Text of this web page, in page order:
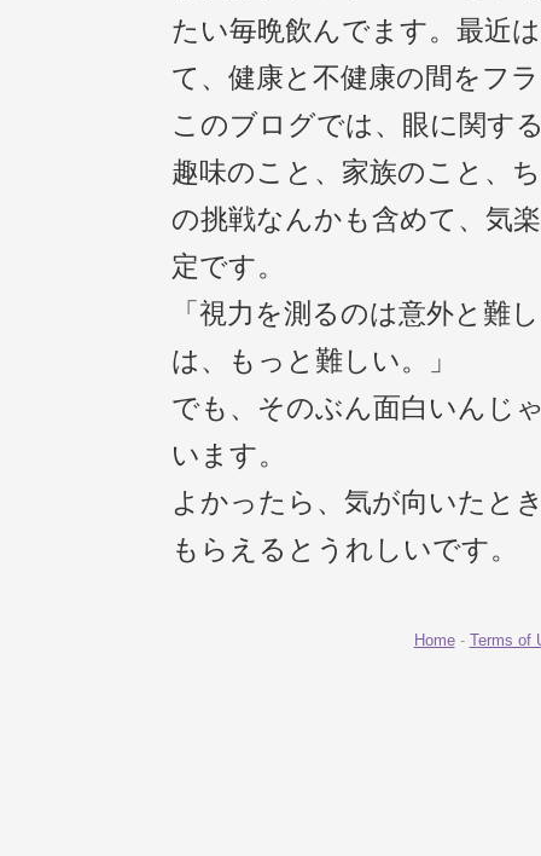
たい毎晩飲んでます。最近
て、健康と不健康の間をフ
このブログでは、眼に関す
趣味のこと、家族のこと、
の挑戦なんかも含めて、気
定です。
「視力を測るのは意外と難
は、もっと難しい。」
でも、そのぶん面白いんじ
います。
よかったら、気が向いたと
もらえるとうれしいです。
Home- Terms of